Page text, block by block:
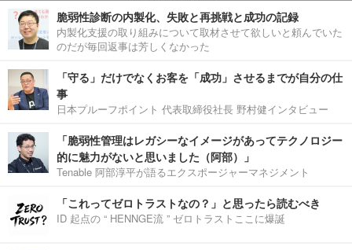
脆弱性診断の内製化、失敗と再挑戦と成功の記録
内製化支援の取り組みについて取材させて欲しいと頼んでいた
のだが毎回返事は芳しくなかった
「守る」だけでなくお客を「成功」させるまでが自分の仕
事
日本プルーフポイント 代表取締役社長 野村健インタビュー
「脆弱性管理はレガシーなイメージがあってテクノロジー
的に魅力がないと思いました（阿部）」
Tenable 阿部淳平が語るエクスポージャーマネジメント
「これってゼロトラストなの？」と思ったら読むべき
ID 起点の “ HENNGE流 ” ゼロトラストここに爆誕